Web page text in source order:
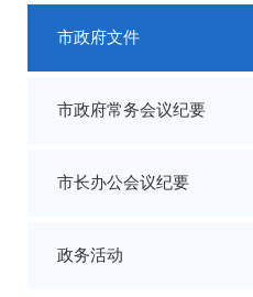
市政府文件
市政府常务会议纪要
市长办公会议纪要
政务活动